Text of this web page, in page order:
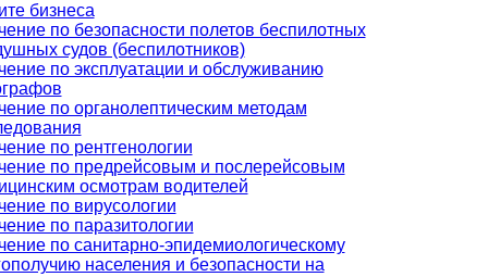
бизнеса
по безопасности полетов беспилотных
судов (беспилотников)
по эксплуатации и обслуживанию
по органолептическим методам
по рентгенологии
по предрейсовым и послерейсовым
осмотрам водителей
по вирусологии
по паразитологии
по санитарно-эпидемиологическому
населения и безопасности на